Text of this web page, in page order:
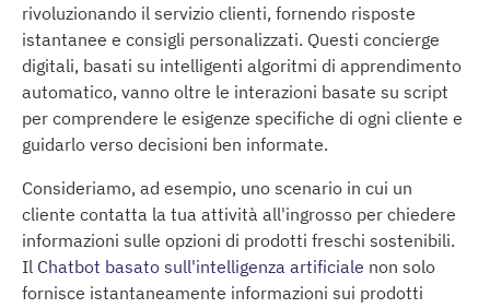
rivoluzionando il servizio clienti, fornendo risposte
istantanee e consigli personalizzati. Questi concierge
digitali, basati su intelligenti algoritmi di apprendimento
automatico, vanno oltre le interazioni basate su script
per comprendere le esigenze specifiche di ogni cliente e
guidarlo verso decisioni ben informate.
Consideriamo, ad esempio, uno scenario in cui un
cliente contatta la tua attività all'ingrosso per chiedere
informazioni sulle opzioni di prodotti freschi sostenibili.
Il Chatbot basato sull'intelligenza artificiale non solo
fornisce istantaneamente informazioni sui prodotti